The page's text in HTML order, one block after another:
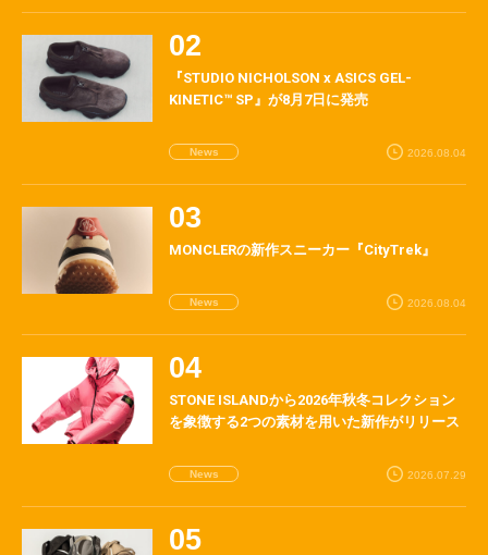
『STUDIO NICHOLSON x ASICS GEL-
KINETIC™ SP』が8月7日に発売
News 2026.08.04
MONCLERの新作スニーカー『CityTrek』
News 2026.08.04
STONE ISLANDから2026年秋冬コレクション
を象徴する2つの素材を用いた新作がリリース
News 2026.07.29